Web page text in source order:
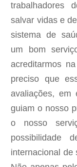
trabalhadores
salvar vidas e
sistema de
um bom
acreditarmos
preciso que
avaliações, em
guiam o nosso
o nosso
possibilidade
internacional de